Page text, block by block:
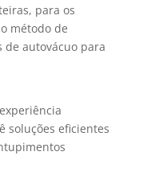
para os
método de
de autovácuo para
soluções eficientes